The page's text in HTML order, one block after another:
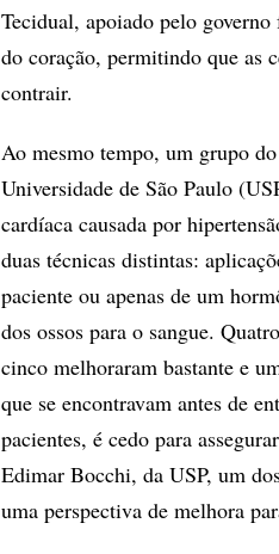
Tecidual, apoiado pelo
do coração, permitindo que as
contrair.
Ao mesmo tempo, um grupo
Universidade de São Paulo
cardíaca causada por
duas técnicas distintas:
paciente ou apenas de um
dos ossos para o sangue.
cinco melhoraram bastante e
que se encontravam antes de
pacientes, é cedo para
Edimar Bocchi, da USP, um
uma perspectiva de melhora